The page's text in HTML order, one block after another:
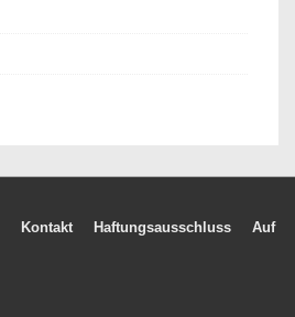
Kontakt Haftungsausschluss
Auf